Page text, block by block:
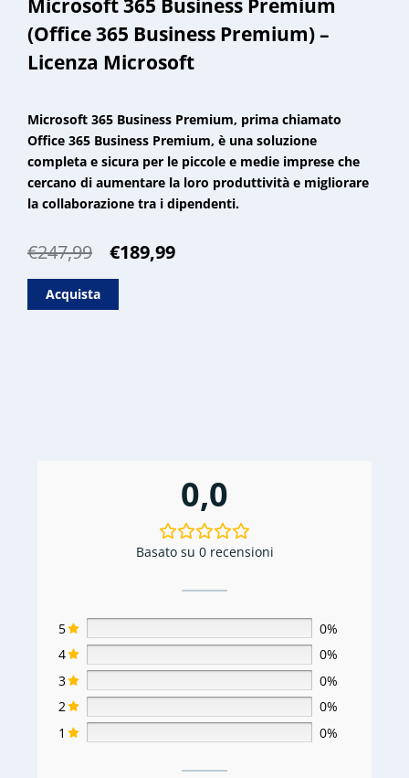
Microsoft 365 Business Premium
(Office 365 Business Premium) –
Licenza Microsoft
Microsoft 365 Business Premium, prima chiamato
Office 365 Business Premium, è una soluzione
completa e sicura per le piccole e medie imprese che
cercano di aumentare la loro produttività e migliorare
la collaborazione tra i dipendenti.
€247,99
Il
era:
€189,99Il
Acquista
0,0
Basato su 0 recensioni
5
0%
4
0%
3
0%
2
0%
1
0%